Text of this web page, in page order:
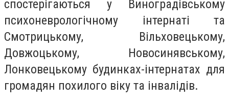
спостерігаються у Виноградівському
психоневрологічному інтернаті та
Смотрицькому, Вільховецькому,
Довжоцькому, Новосинявському,
Лонковецькому будинках-інтернатах для
громадян похилого віку та інвалідів.